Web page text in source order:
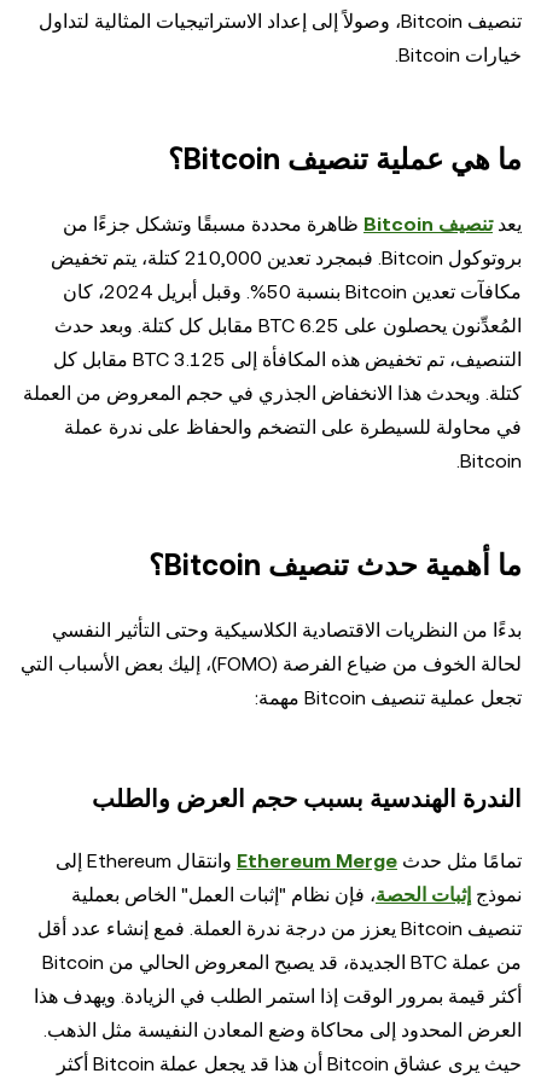
تنصيف Bitcoin، وصولاً إلى إعداد الاستراتيجيات المثالية لتداول
خيارات Bitcoin.
ما هي عملية تنصيف Bitcoin؟
يعدتنصيف Bitcoin
ظاهرة محددة مسبقًا وتشكل جزءًا من
بروتوكول Bitcoin. فبمجرد تعدين 210,000 كتلة، يتم تخفيض
مكافآت تعدين Bitcoin بنسبة 50%. وقبل أبريل 2024، كان
المُعدِّنون يحصلون على 6.25 BTC مقابل كل كتلة. وبعد حدث
التنصيف، تم تخفيض هذه المكافأة إلى 3.125 BTC مقابل كل
كتلة. ويحدث هذا الانخفاض الجذري في حجم المعروض من العملة
في محاولة للسيطرة على التضخم والحفاظ على ندرة عملة
Bitcoin.
ما أهمية حدث تنصيف Bitcoin؟
بدءًا من النظريات الاقتصادية الكلاسيكية وحتى التأثير النفسي
لحالة الخوف من ضياع الفرصة (FOMO)، إليك بعض الأسباب التي
تجعل عملية تنصيف Bitcoin مهمة:
الندرة الهندسية بسبب حجم العرض والطلب
تمامًا مثل حدث Ethereum Merge
وانتقال Ethereum إلى
نموذج إثبات الحصة، فإن نظام "إثبات العمل" الخاص بعملية
تنصيف Bitcoin يعزز من درجة ندرة العملة. فمع إنشاء عدد أقل
من عملة BTC الجديدة، قد يصبح المعروض الحالي من Bitcoin
أكثر قيمة بمرور الوقت إذا استمر الطلب في الزيادة. ويهدف هذا
العرض المحدود إلى محاكاة وضع المعادن النفيسة مثل الذهب.
حيث يرى عشاق Bitcoin أن هذا قد يجعل عملة Bitcoin أكثر